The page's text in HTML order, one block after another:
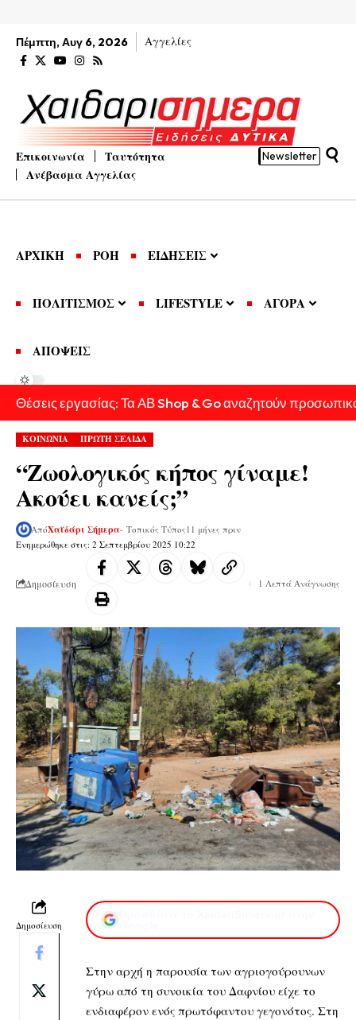
Πέμπτη, Αυγ 6, 2026 Αγγελίες
Επικοινωνία
Ταυτότητα
Ανέβασμα Αγγελίας
Newsletter
ΑΡΧΙΚΗ ΡΟΗ ΕΙΔΗΣΕΙΣ
ΠΟΛΙΤΙΣΜΟΣ LIFESTYLE ΑΓΟΡΑ
ΑΠΟΨΕΙΣ
Θέσεις εργασίας: Τα ΑΒ Shop & Go αναζητούν
ΚΟΙΝΩΝΙΑ ΠΡΩΤΗ ΣΕΛΙΔΑ
“Ζωολογικός κήπος γίναμε!
Ακούει κανείς;”
Ενημερώθηκε στις: 2 Σεπτεμβρίου 2025 10:22
ΑπόΧαϊδάρι Σήμερα- Τοπικός Τύπος 11 μήνες πριν
Δημοσίευση 1 Λεπτά Ανάγνωσης
Δημοσίευση
Στην αρχή η παρουσία των αγριογούρουνων
γύρω από τη συνοικία του Δαφνίου είχε το
ενδιαφέρον ενός πρωτόφαντου γεγονότος. Στη